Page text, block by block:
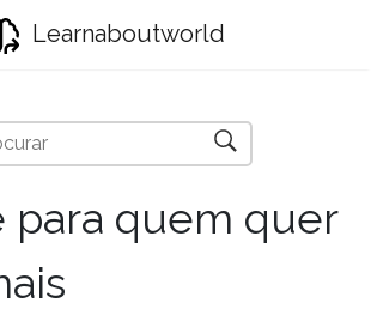
Learnaboutworld
para quem quer